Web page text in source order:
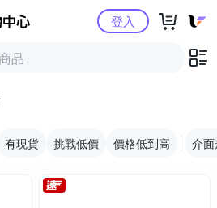
Yahoo購物中心登入
有現貨 挑戰低價 價格低到高 介